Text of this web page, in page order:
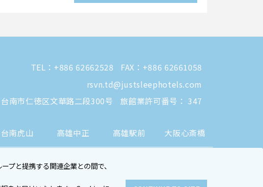
TEL： +886 62662528
FAX：+886 62661058
rsvn.td@justsleephotels.com
南市仁徳区文華路二段300号
旅館業許可番号： 347
台南虎山 高雄中正 高雄駅前 大阪心斎橋
プと提携する関連企業との間で、